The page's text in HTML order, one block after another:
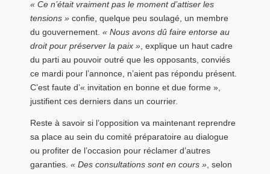
« Ce n’était vraiment pas le moment d’attiser les
tensions » confie, quelque peu soulagé, un membre
du gouvernement. « Nous avons dû faire entorse au
droit pour préserver la paix », explique un haut cadre
du parti au pouvoir outré que les opposants, conviés
ce mardi pour l’annonce, n’aient pas répondu présent.
C’est faute d’« invitation en bonne et due forme »,
justifient ces derniers dans un courrier.
Reste à savoir si l’opposition va maintenant reprendre
sa place au sein du comité préparatoire au dialogue
ou profiter de l’occasion pour réclamer d’autres
garanties. « Des consultations sont en cours » , selon